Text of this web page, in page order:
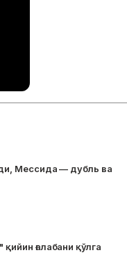
Мессида — дубль ва
ғалабани қўлга